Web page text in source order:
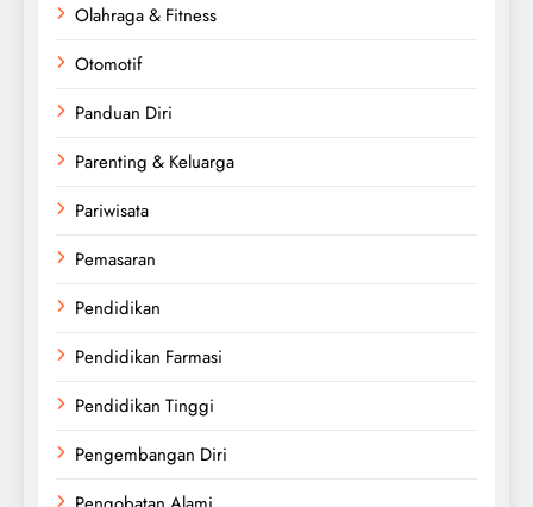
Olahraga & Fitness
Otomotif
Panduan Diri
Parenting & Keluarga
Pariwisata
Pemasaran
Pendidikan
Pendidikan Farmasi
Pendidikan Tinggi
Pengembangan Diri